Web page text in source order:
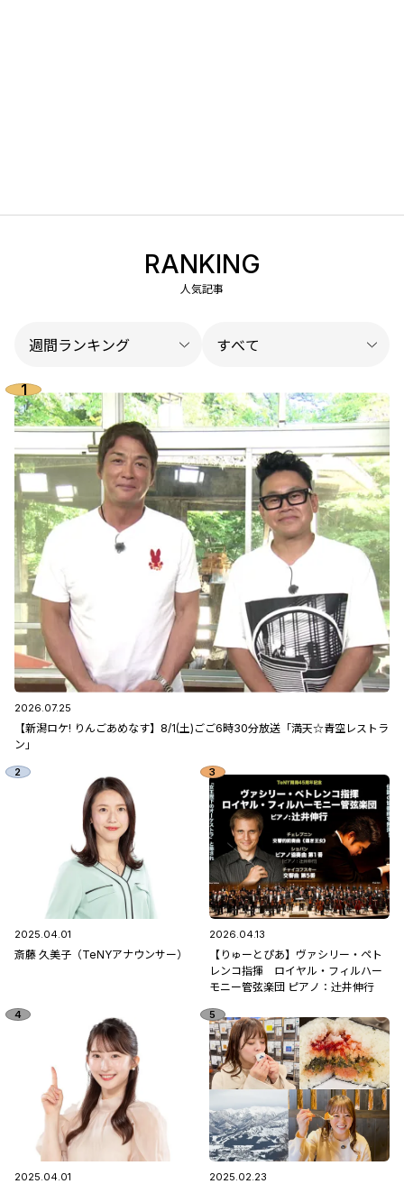
RANKING
人気記事
2026.07.25
【新潟ロケ! りんごあめなす】8/1(土)ごご6時30分放送「満天☆青空レストラ
ン」
2025.04.01
斎藤 久美子（TeNYアナウンサー）
2026.04.13
【りゅーとぴあ】ヴァシリー・ペト
レンコ指揮 ロイヤル・フィルハー
モニー管弦楽団 ピアノ：辻󠄀井伸行
2025.04.01 2025.02.23